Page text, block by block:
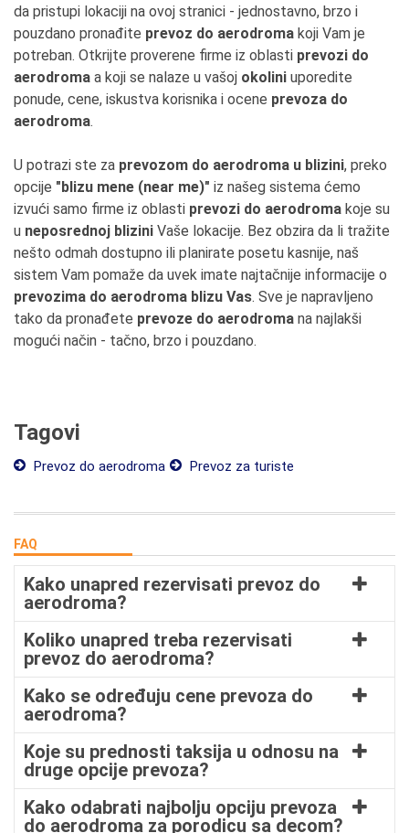
da pristupi lokaciji na ovoj stranici - jednostavno, brzo i
pouzdano pronađite prevoz do aerodroma koji Vam je
potreban. Otkrijte proverene firme iz oblasti prevozi do
aerodroma a koji se nalaze u vašoj okolini uporedite
ponude, cene, iskustva korisnika i ocene prevoza do
aerodroma.
U potrazi ste za prevozom do aerodroma u blizini, preko
opcije "blizu mene (near me)" iz našeg sistema ćemo
izvući samo firme iz oblasti prevozi do aerodroma koje su
u neposrednoj blizini Vaše lokacije. Bez obzira da li tražite
nešto odmah dostupno ili planirate posetu kasnije, naš
sistem Vam pomaže da uvek imate najtačnije informacije o
prevozima do aerodroma blizu Vas. Sve je napravljeno
tako da pronađete prevoze do aerodroma na najlakši
mogući način - tačno, brzo i pouzdano.
Tagovi
Prevoz do aerodroma Prevoz za turiste
FAQ
Kako unapred rezervisati prevoz do
aerodroma?
Koliko unapred treba rezervisati
prevoz do aerodroma?
Kako se određuju cene prevoza do
aerodroma?
Koje su prednosti taksija u odnosu na
druge opcije prevoza?
Kako odabrati najbolju opciju prevoza
do aerodroma za porodicu sa decom?